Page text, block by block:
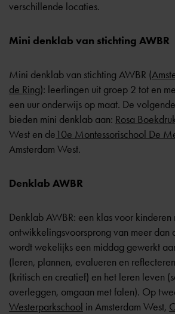
verschillende locaties.
Mini denklab van stichting AWBR
Mini denklab van stichting AWBR (
de Ring): leerlingen uit groep 2 tot en
een uur onderwijs op maat. De
bieden mini denklab aan: Rosa
West en de10e Montessorischool De
Amsterdam West.
Denklab AWBR
Denklab AWBR: een klas voor kinderen
ontwikkelingsvoorsprong van meer dan
wordt wekelijks een middag gewerkt
(leren, plannen, evalueren en
(kritisch en creatief) en het leren leven
overleggen, omgaan met falen). Op
Westerparkschool in Amsterdam West,